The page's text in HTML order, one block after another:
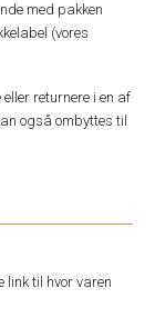
med pakken
(vores
returnere i en af
også ombyttes til
link til hvor varen